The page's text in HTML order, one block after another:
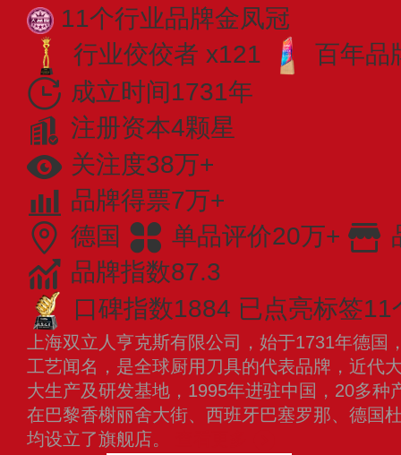
11个行业品牌金凤冠
行业佼佼者 x121
百年品
成立时间1731年
注册资本4颗星
关注度38万+
品牌得票7万+
德国
单品评价20万+
品牌指数87.3
口碑指数1884 已点亮标签11
上海双立人亨克斯有限公司，始于1731年德
工艺闻名，是全球厨用刀具的代表品牌，近代
大生产及研发基地，1995年进驻中国，20多种
在巴黎香榭丽舍大街、西班牙巴塞罗那、德国
均设立了旗舰店。